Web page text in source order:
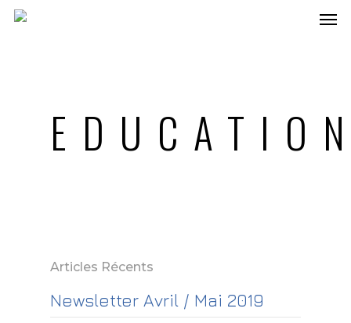
Articles Récents
Newsletter Avril / Mai 2019